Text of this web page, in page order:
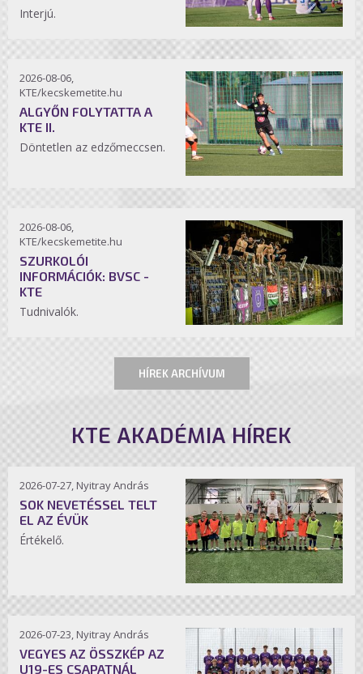
Interjú.
2026-08-06,
KTE/kecskemetite.hu
ALGYŐN FOLYTATTA A
KTE II.
Döntetlen az edzőmeccsen.
2026-08-06,
KTE/kecskemetite.hu
SZURKOLÓI
INFORMÁCIÓK: BVSC -
KTE
Tudnivalók.
HÍREK ARCHÍVUM
KTE AKADÉMIA HÍREK
2026-07-27, Nyitray András
SOK NEVETÉSSEL TELT
EL AZ ÉVÜK
Értékelő.
2026-07-23, Nyitray András
VEGYES AZ ÖSSZKÉP AZ
U19-ES CSAPATNÁL